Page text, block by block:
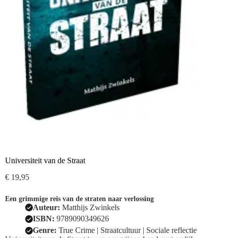
Universiteit van de Straat
€ 19,95
Een grimmige reis van de straten naar verlossing
Auteur: Matthijs Zwinkels
ISBN: 9789090349626
Genre: True Crime | Straatcultuur | Sociale reflectie